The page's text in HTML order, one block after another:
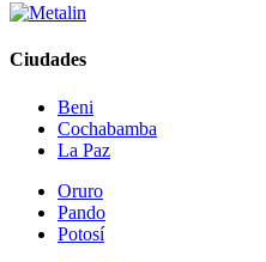
Ciudades
Beni
Cochabamba
La Paz
Oruro
Pando
Potosí